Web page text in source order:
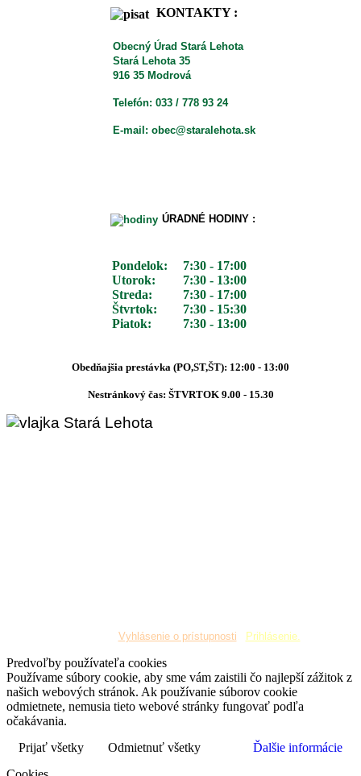
KONTAKTY :
Obecný Úrad Stará Lehota
Stará Lehota 35
916 35 Modrová
Telefón: 033 / 778 93 24
E-mail: obec@staralehota.sk
ÚRADNÉ HODINY :
Pondelok:
Utorok:
Streda:
Štvrtok:
Piatok:
7:30 - 17:00
7:30 - 13:00
7:30 - 17:00
7:30 - 15:30
7:30 - 13:00
Obedňajšia prestávka (PO,ST,ŠT): 12:00 - 13:00
Nestránkový čas: ŠTVRTOK 9.00 - 15.30
Vyhlásenie o prístupnosti Prihlásenie.
Predvoľby používateľa cookies
Používame súbory cookie, aby sme vám zaistili čo najlepší zážitok z
našich webových stránok. Ak používanie súborov cookie
odmietnete, nemusia tieto webové stránky fungovať podľa
očakávania.
Prijať všetky
Odmietnuť všetky
Ďalšie informácie